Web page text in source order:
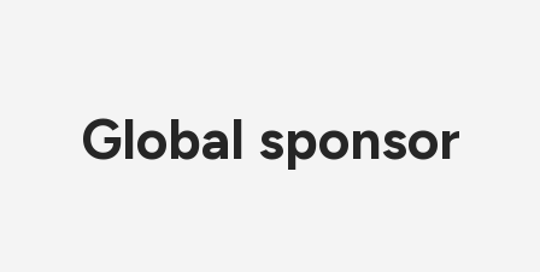
Global sponsor